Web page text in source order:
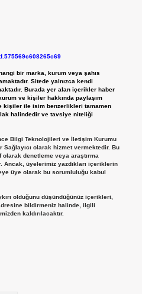
bir marka, kurum veya şahıs
Sitede yalnızca kendi
Burada yer alan içerikler haber
ve kişiler hakkında paylaşım
kişiler ile isim benzerlikleri tamamen
halindedir ve tavsiye niteliği
Bilgi Teknolojileri ve İletişim Kurumu
Sağlayıcı olarak hizmet vermektedir. Bu
denetleme veya araştırma
Ancak, üyelerimiz yazdıkları içeriklerin
üye olarak bu sorumluluğu kabul
olduğunu düşündüğünüz içerikleri,
bildirmeniz halinde, ilgili
kaldırılacaktır.